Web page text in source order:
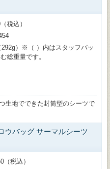
税込）
292g）※（ ）内はスタッフバッ
総重量です。
生地でできた封筒型のシーツで
ウバッグ サーマルシーツ
（税込）